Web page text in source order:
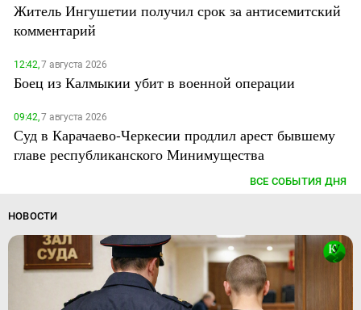
Житель Ингушетии получил срок за антисемитский
комментарий
12:42,7 августа 2026
Боец из Калмыкии убит в военной операции
09:42,7 августа 2026
Суд в Карачаево-Черкесии продлил арест бывшему
главе республиканского Минимущества
ВСЕ СОБЫТИЯ ДНЯ
НОВОСТИ